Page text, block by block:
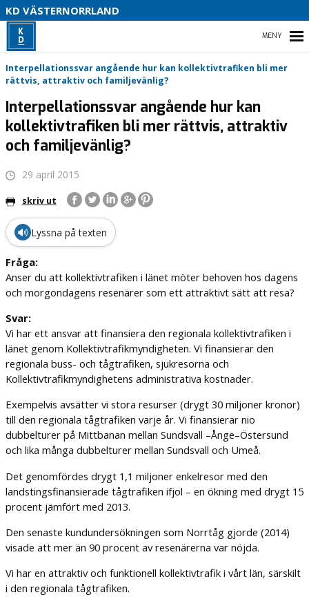
KD VÄSTERNORRLAND
HEM
VÅR POLITIK
ENGAGERA DIG
MEDIA
Interpellationssvar angående hur kan kollektivtrafiken bli mer
rättvis, attraktiv och familjevänlig?
Interpellationssvar angående hur kan
kollektivtrafiken bli mer rättvis, attraktiv
och familjevänlig?
29 april 2015
skriv ut
🔊 Lyssna på texten
Fråga:
Anser du att kollektivtrafiken i länet möter behoven hos dagens
och morgondagens resenärer som ett attraktivt sätt att resa?
Svar:
Vi har ett ansvar att finansiera den regionala kollektivtrafiken i
länet genom Kollektivtrafikmyndigheten. Vi finansierar den
regionala buss- och tågtrafiken, sjukresorna och
Kollektivtrafikmyndighetens administrativa kostnader.
Exempelvis avsätter vi stora resurser (drygt 30 miljoner kronor)
till den regionala tågtrafiken varje år. Vi finansierar nio
dubbelturer på Mittbanan mellan Sundsvall –Ånge–Östersund
och lika många dubbelturer mellan Sundsvall och Umeå.
Det genomfördes drygt 1,1 miljoner enkelresor med den
landstingsfinansierade tågtrafiken ifjol – en ökning med drygt 15
procent jämfört med 2013.
Den senaste kundundersökningen som Norrtåg gjorde (2014)
visade att mer än 90 procent av resenärerna var nöjda.
Vi har en attraktiv och funktionell kollektivtrafik i vårt län, särskilt
i den regionala tågtrafiken.